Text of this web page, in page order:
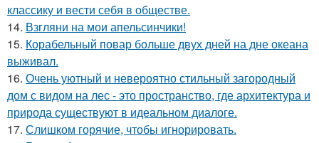
классику и вести себя в обществе.
14. Взгляни на мои апельсинчики!
15. Корабельный повар больше двух дней на дне океана
выживал.
16. Очень уютный и невероятно стильный загородный
дом с видом на лес - это пространство, где архитектура и
природа существуют в идеальном диалоге.
17. Слишком горячие, чтобы игнорировать.